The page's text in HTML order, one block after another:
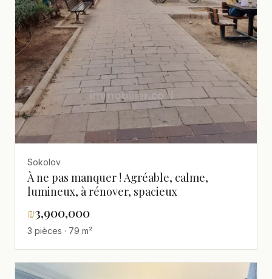
Sokolov
À ne pas manquer ! Agréable, calme,
lumineux, à rénover, spacieux
₪3,900,000
3 pièces · 79 m²